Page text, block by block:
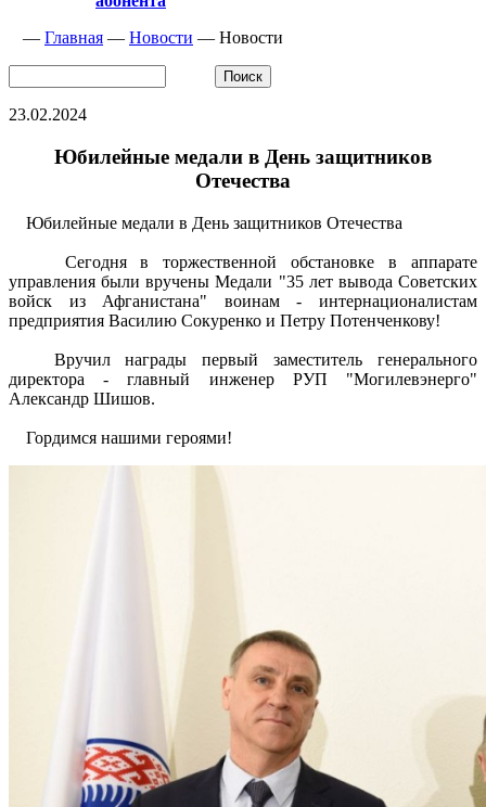
— Главная — Новости — Новости
23.02.2024
Юбилейные медали в День защитников
Отечества
Юбилейные медали в День защитников Отечества
Сегодня в торжественной обстановке в аппарате
управления были вручены Медали "35 лет вывода Советских
войск из Афганистана" воинам - интернационалистам
предприятия Василию Сокуренко и Петру Потенченкову!
Вручил награды первый заместитель генерального
директора - главный инженер РУП "Могилевэнерго"
Александр Шишов.
Гордимся нашими героями!